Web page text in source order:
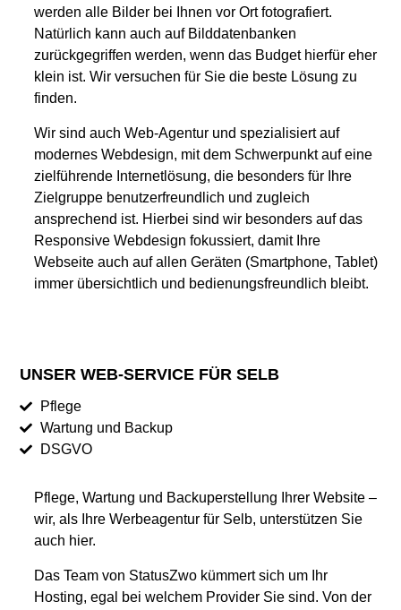
werden alle Bilder bei Ihnen vor Ort fotografiert.
Natürlich kann auch auf Bilddatenbanken
zurückgegriffen werden, wenn das Budget hierfür eher
klein ist. Wir versuchen für Sie die beste Lösung zu
finden.
Wir sind auch Web-Agentur und spezialisiert auf
modernes Webdesign, mit dem Schwerpunkt auf eine
zielführende Internetlösung, die besonders für Ihre
Zielgruppe benutzerfreundlich und zugleich
ansprechend ist. Hierbei sind wir besonders auf das
Responsive Webdesign fokussiert, damit Ihre
Webseite auch auf allen Geräten (Smartphone, Tablet)
immer übersichtlich und bedienungsfreundlich bleibt.
UNSER WEB-SERVICE FÜR SELB
Pflege
Wartung und Backup
DSGVO
Pflege, Wartung und Backuperstellung Ihrer Website –
wir, als Ihre Werbeagentur für Selb, unterstützen Sie
auch hier.
Das Team von StatusZwo kümmert sich um Ihr
Hosting, egal bei welchem Provider Sie sind. Von der